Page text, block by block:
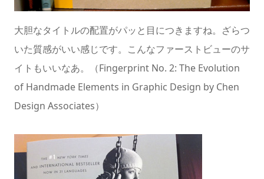
大胆なタイトルの配置がパッと目につきますね。ざらつ
いた質感がいい感じです。こんなファーストビューのサ
イトもいいなあ。（Fingerprint No. 2: The Evolution
of Handmade Elements in Graphic Design by Chen
Design Associates）